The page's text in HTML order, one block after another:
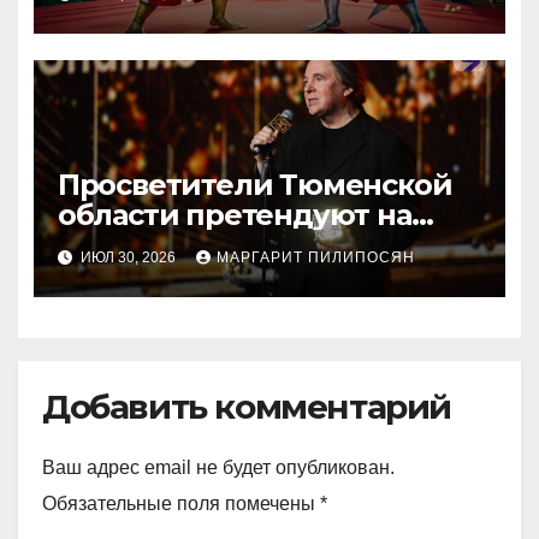
Просветители Тюменской
области претендуют на
награду Знание.Премия
ИЮЛ 30, 2026 МАРГАРИТ ПИЛИПОСЯН
Добавить комментарий
Ваш адрес email не будет опубликован.
Обязательные поля помечены *